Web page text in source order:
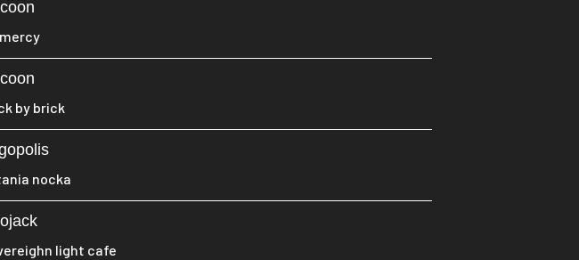
by brick
nocka
light cafe